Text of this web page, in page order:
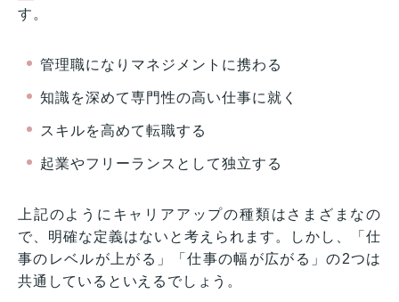
す。
管理職になりマネジメントに携わる
知識を深めて専門性の高い仕事に就く
スキルを高めて転職する
起業やフリーランスとして独立する
上記のようにキャリアアップの種類はさまざまなの
で、明確な定義はないと考えられます。しかし、「仕
事のレベルが上がる」「仕事の幅が広がる」の2つは
共通しているといえるでしょう。